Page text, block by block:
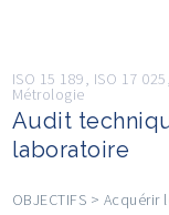
ISO 15 189, ISO 17 025,
Métrologie
Audit
laboratoire
OBJECTIFS > Acquérir